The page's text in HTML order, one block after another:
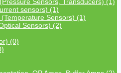
sensors) (1)
Sensors) (1)
Sensors) (2)
(0)